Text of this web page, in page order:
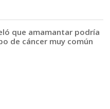
que amamantar podría
de cáncer muy común